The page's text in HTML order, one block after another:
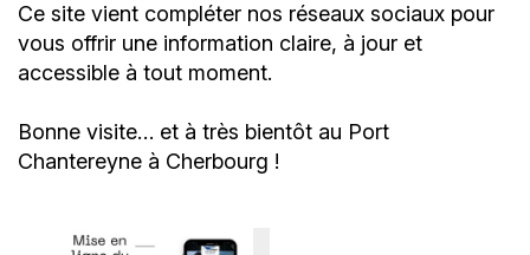
Ce site vient compléter nos réseaux sociaux pour
vous offrir une information claire, à jour et
accessible à tout moment.
Bonne visite… et à très bientôt au Port
Chantereyne à Cherbourg !